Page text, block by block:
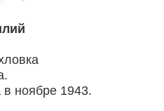
ноябре 1943.